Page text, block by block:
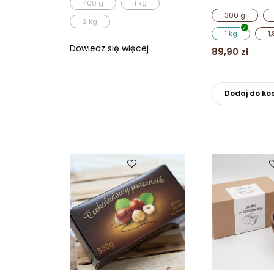
400 g
1 kg
2 kg
Dowiedz się więcej
300 g
1 kg
89,90 zł
Dodaj do